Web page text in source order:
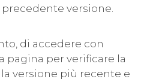
versione.
di accedere con
pagina per verificare la
versione più recente e